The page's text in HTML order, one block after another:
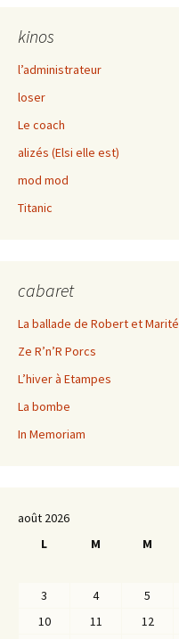
kinos
l’administrateur
loser
Le coach
alizés (Elsi elle est)
mod mod
Titanic
cabaret
La ballade de Robert et Marité
Ze R’n’R Porcs
L’hiver à Etampes
La bombe
In Memoriam
août 2026
L
M M
3
4 5
10
11 12